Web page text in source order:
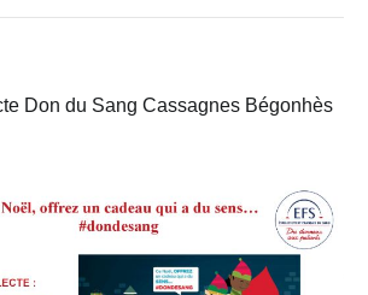
Don du Sang Cassagnes Bégonhès